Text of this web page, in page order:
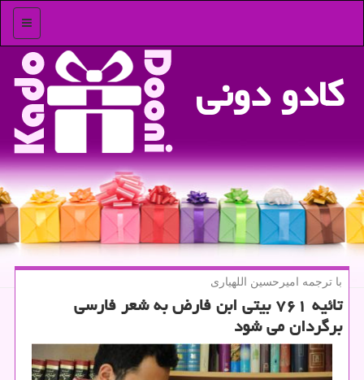
منو
كادو دونی
با ترجمه امیرحسین اللهیاری
تائیه ۷۶۱ بیتی ابن فارض به شعر فارسی
برگردان می شود